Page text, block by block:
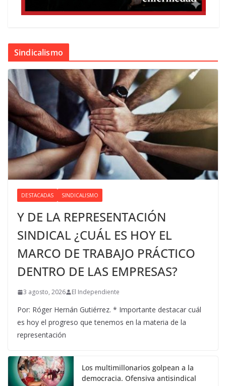
Sindicalismo
DESTACADAS SINDICALISMO
Y DE LA REPRESENTACIÓN
SINDICAL ¿CUÁL ES HOY EL
MARCO DE TRABAJO PRÁCTICO
DENTRO DE LAS EMPRESAS?
3 agosto, 2026 El Independiente
Por: Róger Hernán Gutiérrez. * Importante destacar cuál
es hoy el progreso que tenemos en la materia de la
representación
Los multimillonarios golpean a la
democracia. Ofensiva antisindical